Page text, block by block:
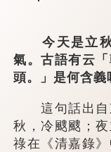
今天是立秋
氣。古語有云
頭。」是何含義
這句話出自
秋，冷颼颼；
祿在《清嘉錄